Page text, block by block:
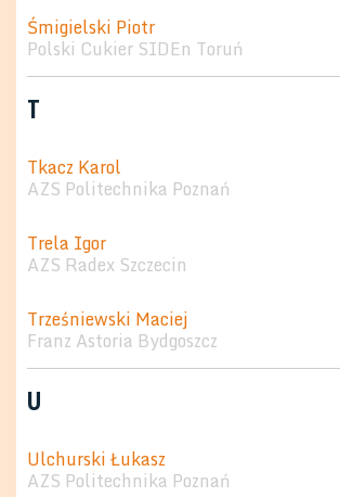
Śmigielski Piotr
Polski Cukier SIDEn Toruń
T
Tkacz Karol
AZS Politechnika Poznań
Trela Igor
AZS Radex Szczecin
Trześniewski Maciej
Franz Astoria Bydgoszcz
U
Ulchurski Łukasz
AZS Politechnika Poznań